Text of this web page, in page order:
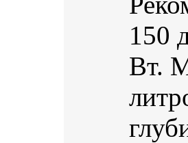
150
Вт.